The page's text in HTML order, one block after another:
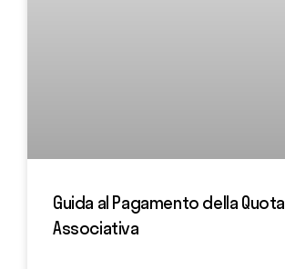
Guida al Pagamento della Quota
Associativa